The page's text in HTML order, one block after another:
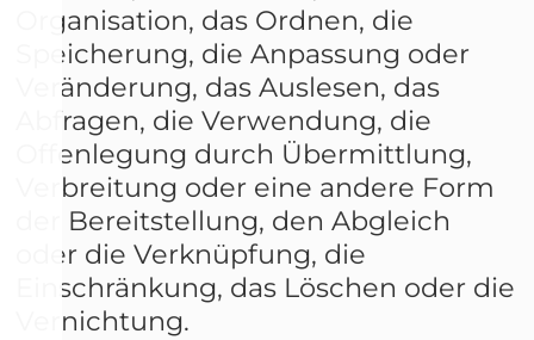
Organisation, das Ordnen, die
Speicherung, die Anpassung oder
Veränderung, das Auslesen, das
Abfragen, die Verwendung, die
Offenlegung durch Übermittlung,
Verbreitung oder eine andere Form
der Bereitstellung, den Abgleich
oder die Verknüpfung, die
Einschränkung, das Löschen oder die
Vernichtung.